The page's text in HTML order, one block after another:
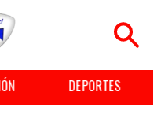
CULTURA